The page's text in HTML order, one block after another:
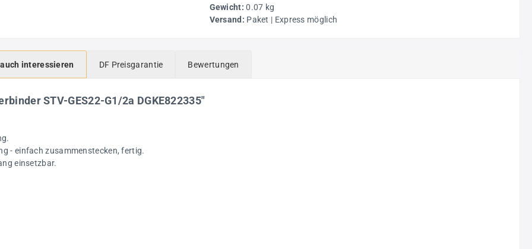
Gewicht:0.07 kg
Versand: Paket | Express möglich
interessieren DF Preisgarantie Bewertungen
STV-GES22-G1/2a DGKE822335"
- einfach zusammenstecken, fertig.
einsetzbar.